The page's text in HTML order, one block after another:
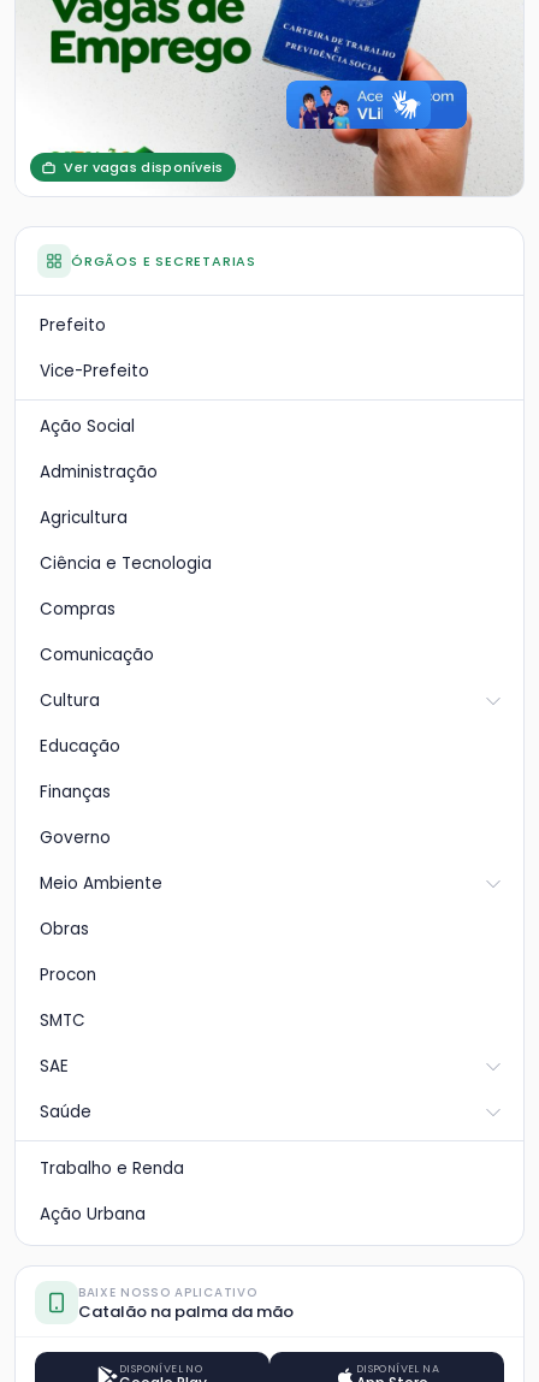
Ver vagas disponíveis
ÓRGÃOS E SECRETARIAS
Prefeito
Vice-Prefeito
Ação Social
Administração
Agricultura
Ciência e Tecnologia
Compras
Comunicação
Cultura
Educação
Finanças
Governo
Meio Ambiente
Obras
Procon
SMTC
SAE
Saúde
Trabalho e Renda
Ação Urbana
BAIXE NOSSO APLICATIVO
Catalão na palma da mão
DISPONÍVEL NO DISPONÍVEL NA